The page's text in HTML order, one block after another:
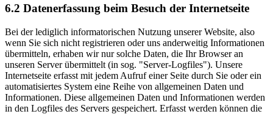
6.2 Datenerfassung beim Besuch der Internetseite
Bei der lediglich informatorischen Nutzung unserer Website, also
wenn Sie sich nicht registrieren oder uns anderweitig Informationen
übermitteln, erhaben wir nur solche Daten, die Ihr Browser an
unseren Server übermittelt (in sog. "Server-Logfiles"). Unsere
Internetseite erfasst mit jedem Aufruf einer Seite durch Sie oder ein
automatisiertes System eine Reihe von allgemeinen Daten und
Informationen. Diese allgemeinen Daten und Informationen werden
in den Logfiles des Servers gespeichert. Erfasst werden können die